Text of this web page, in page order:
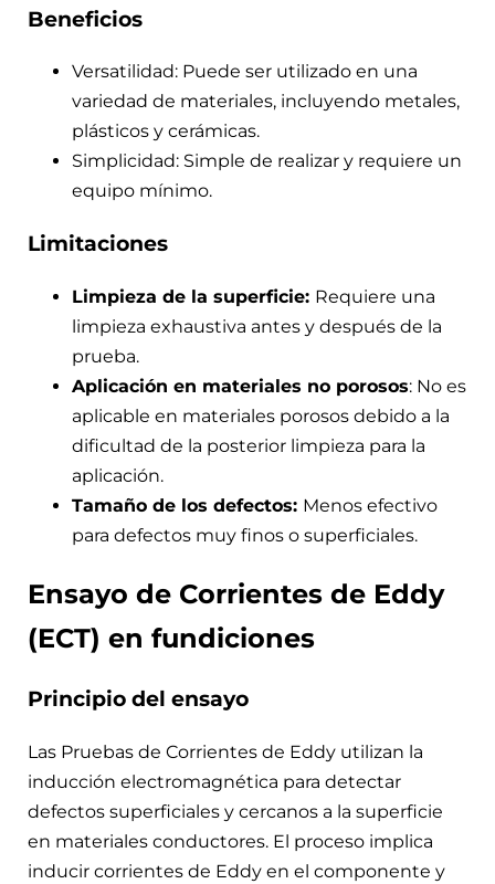
Beneficios
Versatilidad: Puede ser utilizado en una
variedad de materiales, incluyendo metales,
plásticos y cerámicas.
Simplicidad: Simple de realizar y requiere un
equipo mínimo.
Limitaciones
Limpieza de la superficie: Requiere una
limpieza exhaustiva antes y después de la
prueba.
Aplicación en materiales no porosos: No es
aplicable en materiales porosos debido a la
dificultad de la posterior limpieza para la
aplicación.
Tamaño de los defectos: Menos efectivo
para defectos muy finos o superficiales.
Ensayo de Corrientes de Eddy
(ECT) en fundiciones
Principio del ensayo
Las Pruebas de Corrientes de Eddy utilizan la
inducción electromagnética para detectar
defectos superficiales y cercanos a la superficie
en materiales conductores. El proceso implica
inducir corrientes de Eddy en el componente y